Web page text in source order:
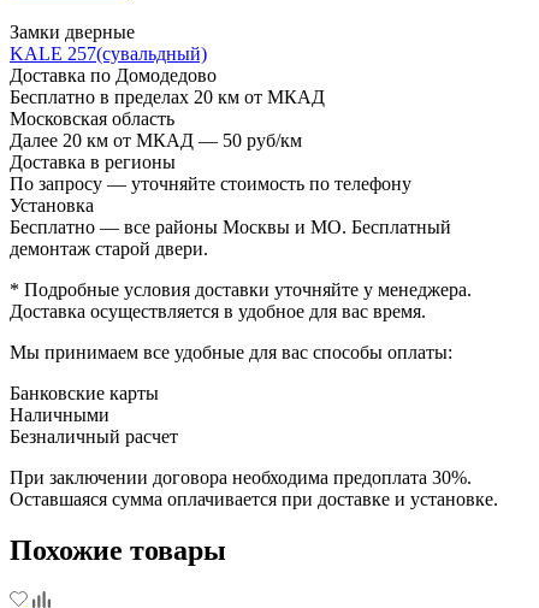
Замки дверные
KALE 257(сувальдный)
Доставка по Домодедово
Бесплатно в пределах 20 км от МКАД
Московская область
Далее 20 км от МКАД — 50 руб/км
Доставка в регионы
По запросу — уточняйте стоимость по телефону
Установка
Бесплатно — все районы Москвы и МО. Бесплатный
демонтаж старой двери.
* Подробные условия доставки уточняйте у менеджера.
Доставка осуществляется в удобное для вас время.
Мы принимаем все удобные для вас способы оплаты:
Банковские карты
Наличными
Безналичный расчет
При заключении договора необходима предоплата 30%.
Оставшаяся сумма оплачивается при доставке и установке.
Похожие товары